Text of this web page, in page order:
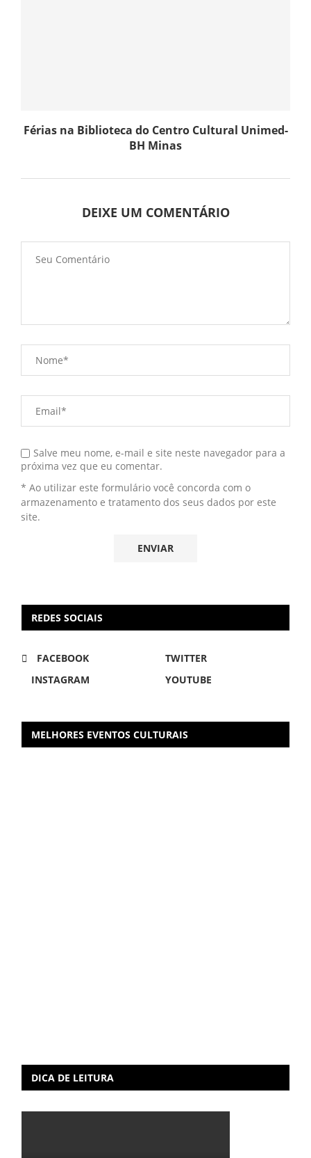
Férias na Biblioteca do Centro Cultural Unimed-
BH Minas
DEIXE UM COMENTÁRIO
Salve meu nome, e-mail e site neste navegador para a
próxima vez que eu comentar.
* Ao utilizar este formulário você concorda com o
armazenamento e tratamento dos seus dados por este
site.
REDES SOCIAIS
FACEBOOK
TWITTER
INSTAGRAM
YOUTUBE
MELHORES EVENTOS CULTURAIS
DICA DE LEITURA